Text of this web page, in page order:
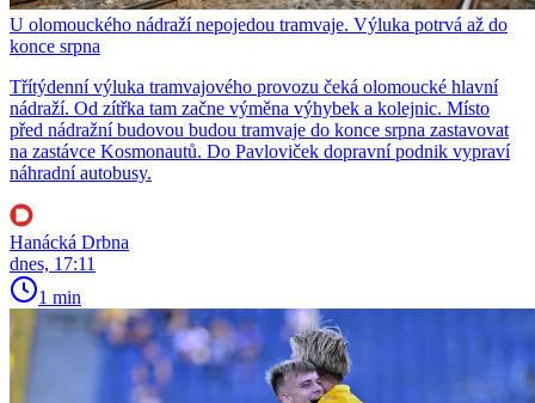
U olomouckého nádraží nepojedou tramvaje. Výluka potrvá až do
konce srpna
Třítýdenní výluka tramvajového provozu čeká olomoucké hlavní
nádraží. Od zítřka tam začne výměna výhybek a kolejnic. Místo
před nádražní budovou budou tramvaje do konce srpna zastavovat
na zastávce Kosmonautů. Do Pavloviček dopravní podnik vypraví
náhradní autobusy.
Hanácká Drbna
dnes, 17:11
1 min